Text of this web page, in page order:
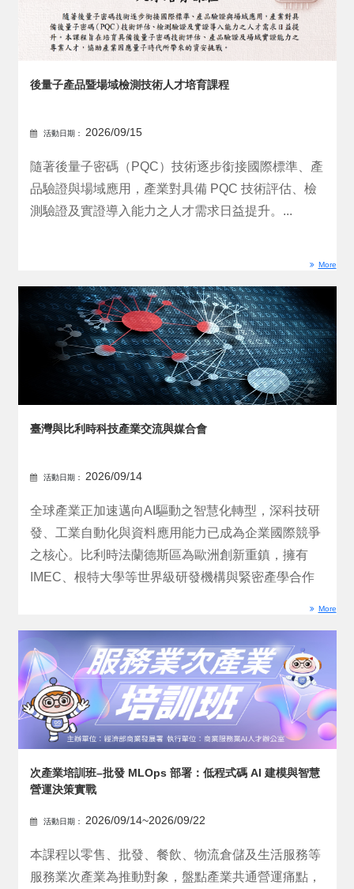
後量子產品暨場域檢測技術人才培育課程
活動日期： 2026/09/15
隨著後量子密碼（PQC）技術逐步銜接國際標準、產
品驗證與場域應用，產業對具備 PQC 技術評估、檢
測驗證及實證導入能力之人才需求日益提升。...
More
臺灣與比利時科技產業交流與媒合會
活動日期： 2026/09/14
全球產業正加速邁向AI驅動之智慧化轉型，深科技研
發、工業自動化與資料應用能力已成為企業國際競爭
之核心。比利時法蘭德斯區為歐洲創新重鎮，擁有
IMEC、根特大學等世界級研發機構與緊密產學合作
More
次產業培訓班–批發 MLOps 部署：低程式碼 AI 建模與智慧
營運決策實戰
活動日期： 2026/09/14~2026/09/22
本課程以零售、批發、餐飲、物流倉儲及生活服務等
服務業次產業為推動對象，盤點產業共通營運痛點，